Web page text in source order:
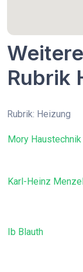
Rubrik
Rubrik: Heizung
Mory Haustechnik
Karl-Heinz
Ib Blauth